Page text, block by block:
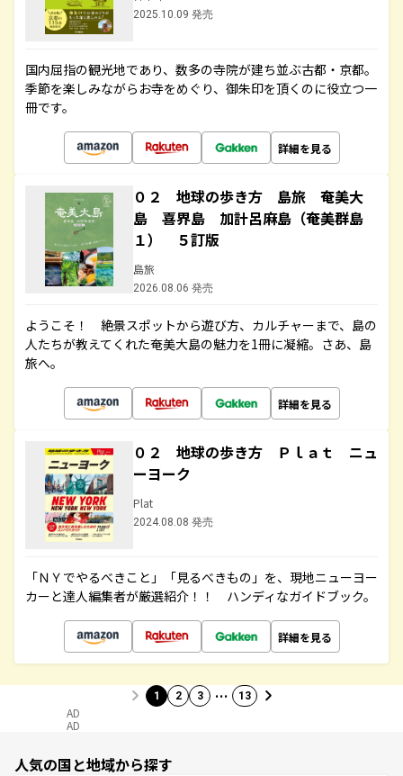
2025.10.09 発売
国内屈指の観光地であり、数多の寺院が建ち並ぶ古都・京都。
季節を楽しみながらお寺をめぐり、御朱印を頂くのに役立つ一
冊です。
詳細を見る
０２ 地球の歩き方 島旅 奄美大
島 喜界島 加計呂麻島（奄美群島
１） ５訂版
島旅
2026.08.06 発売
ようこそ！ 絶景スポットから遊び方、カルチャーまで、島の
人たちが教えてくれた奄美大島の魅力を1冊に凝縮。さあ、島
旅へ。
詳細を見る
０２ 地球の歩き方 Ｐｌａｔ ニュ
ーヨーク
Plat
2024.08.08 発売
「ＮＹでやるべきこと」「見るべきもの」を、現地ニューヨー
カーと達人編集者が厳選紹介！！ ハンディなガイドブック。
詳細を見る
1 2 3 … 13
AD
AD
人気の国と地域から探す